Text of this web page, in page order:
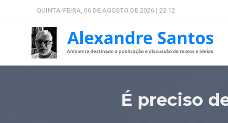
QUINTA-FEIRA, 06 DE AGOSTO DE 2026 | 22:12
É preciso